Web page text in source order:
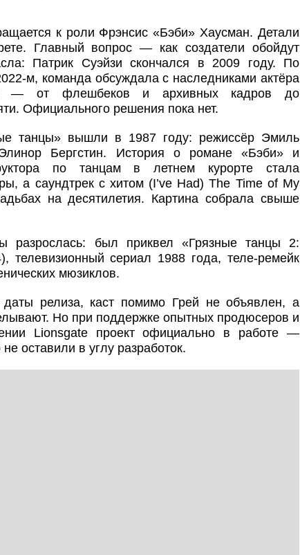
к роли Фрэнсис «Бэби» Хаусман. Детали
Главный вопрос — как создатели обойдут
Патрик Суэйзи скончался в 2009 году. По
м, команда обсуждала с наследниками актёра
— от флешбеков и архивных кадров до
Официального решения пока нет.
танцы» вышли в 1987 году: режиссёр Эмиль
Бергстин. История о романе «Бэби» и
по танцам в летнем курорте стала
а саундтрек с хитом (I’ve Had) The Time of My
на десятилетия. Картина собрала свыше
разрослась: был приквел «Грязные танцы 2:
телевизионный сериал 1988 года, теле-ремейк
мюзиклов.
даты релиза, каст помимо Грей не объявлен, а
Но при поддержке опытных продюсеров и
Lionsgate проект официально в работе —
оставили в углу разработок.